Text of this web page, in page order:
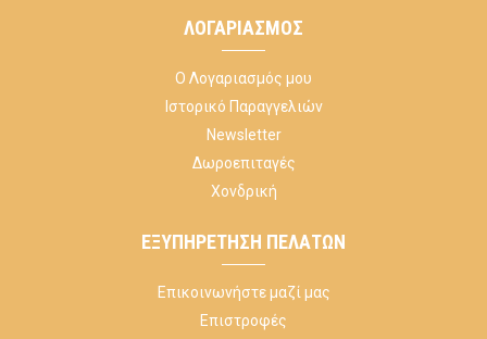
ΛΟΓΑΡΙΑΣΜΌΣ
Ο Λογαριασμός μου
Ιστορικό Παραγγελιών
Newsletter
Δωροεπιταγές
Χονδρική
ΕΞΥΠΗΡΈΤΗΣΗ ΠΕΛΑΤΏΝ
Επικοινωνήστε μαζί μας
Επιστροφές